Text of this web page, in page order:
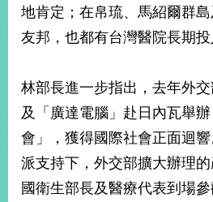
關
站
部
信
箱
粉
絲
LINEInstagram
X平台
(原推特)
地肯定；在帛琉、馬紹爾群
友邦，也都有台灣醫院長期投
林部長進一步指出，去年外交
及「廣達電腦」赴日內瓦舉
會」，獲得國際社會正面迴
派支持下，外交部擴大辦理
國衛生部長及醫療代表到場